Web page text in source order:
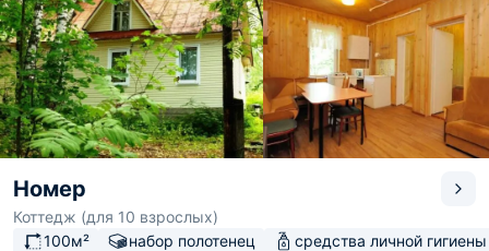
Номер
Коттедж (для 10 взрослых)
100м²
набор полотенец средства личной гигиены